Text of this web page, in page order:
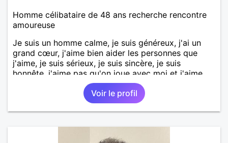
Homme célibataire de 48 ans recherche rencontre
amoureuse
Je suis un homme calme, je suis généreux, j'ai un
grand cœur, j'aime bien aider les personnes que
j'aime, je suis sérieux, je suis sincère, je suis
honnête, j'aime pas qu'on joue avec moi et j'aime
pas les mensonges. Je cherche une relation
amoureuse et sérieuse.Voir le profil